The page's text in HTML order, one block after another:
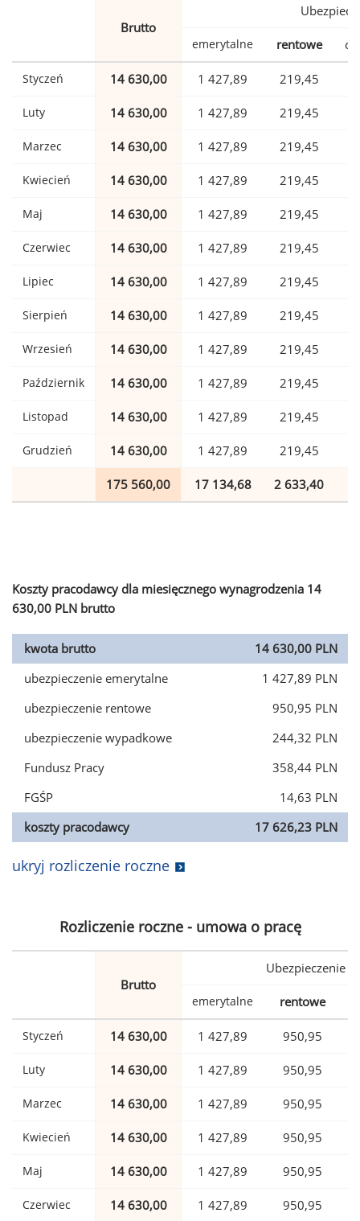
Brutto
emerytalne rentowe
Styczeń 14 630,00 1 427,89 219,45
Luty 14 630,00 1 427,89 219,45
Marzec 14 630,00 1 427,89 219,45
Kwiecień 14 630,00 1 427,89 219,45
Maj 14 630,00 1 427,89 219,45
Czerwiec 14 630,00 1 427,89 219,45
Lipiec 14 630,00 1 427,89 219,45
Sierpień 14 630,00 1 427,89 219,45
Wrzesień 14 630,00 1 427,89 219,45
Październik 14 630,00 1 427,89 219,45
Listopad 14 630,00 1 427,89 219,45
Grudzień 14 630,00 1 427,89 219,45
175 560,00 17 134,68 2 633,40
Koszty pracodawcy dla miesięcznego wynagrodzenia 14
630,00 PLN brutto
kwota brutto
14 630,00 PLN
ubezpieczenie emerytalne
1 427,89 PLN
ubezpieczenie rentowe
950,95 PLN
ubezpieczenie wypadkowe
244,32 PLN
Fundusz Pracy
358,44 PLN
FGŚP
14,63 PLN
koszty pracodawcy
17 626,23 PLN
ukryj rozliczenie roczne
Rozliczenie roczne - umowa o pracę
Brutto
Ubezpieczenie
emerytalne rentowe
Styczeń 14 630,00 1 427,89 950,95
Luty 14 630,00 1 427,89 950,95
Marzec 14 630,00 1 427,89 950,95
Kwiecień 14 630,00 1 427,89 950,95
Maj 14 630,00 1 427,89 950,95
Czerwiec 14 630,00 1 427,89 950,95